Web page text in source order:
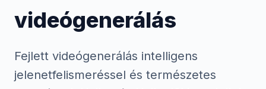
videógenerálás
Fejlett videógenerálás intelligens
jelenetfelismeréssel és természetes